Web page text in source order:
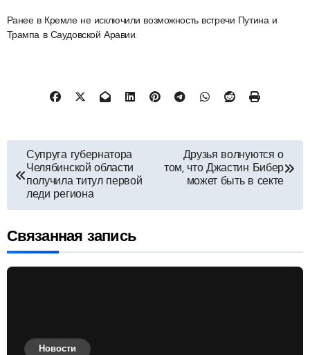
Ранее в Кремле не исключили возможность встречи Путина и
Трампа в Саудовской Аравии.
Навигация
по
записям
Супруга губернатора
Челябинской области
получила титул первой
леди региона
Друзья волнуются о
том, что Джастин Бибер
может быть в секте
Связанная запись
Новости